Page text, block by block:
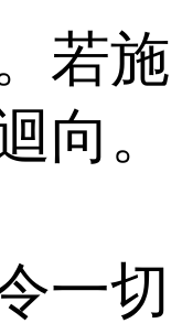
若施
向。
一切